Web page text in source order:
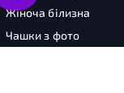
Жіноча білизна
Чашки з фото